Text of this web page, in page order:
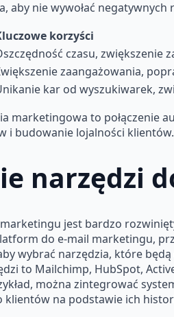
aby nie wywołać negatywnych
korzyści
czasu, zwiększenie
zaangażowania,
kar od wyszukiwarek,
marketingowa to połączenie
i budowanie lojalności klientów.
narzędzi
jest bardzo
do e-mail marketingu,
wybrać narzędzia, które
to Mailchimp, HubSpot,
można zintegrować
na podstawie ich